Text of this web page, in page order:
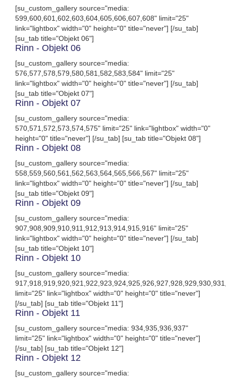
[su_custom_gallery source="media:
599,600,601,602,603,604,605,606,607,608" limit="25"
link="lightbox" width="0" height="0" title="never"] [/su_tab]
[su_tab title="Objekt 06"]
Rinn - Objekt 06
[su_custom_gallery source="media:
576,577,578,579,580,581,582,583,584" limit="25"
link="lightbox" width="0" height="0" title="never"] [/su_tab]
[su_tab title="Objekt 07"]
Rinn - Objekt 07
[su_custom_gallery source="media:
570,571,572,573,574,575" limit="25" link="lightbox" width="0"
height="0" title="never"] [/su_tab] [su_tab title="Objekt 08"]
Rinn - Objekt 08
[su_custom_gallery source="media:
558,559,560,561,562,563,564,565,566,567" limit="25"
link="lightbox" width="0" height="0" title="never"] [/su_tab]
[su_tab title="Objekt 09"]
Rinn - Objekt 09
[su_custom_gallery source="media:
907,908,909,910,911,912,913,914,915,916" limit="25"
link="lightbox" width="0" height="0" title="never"] [/su_tab]
[su_tab title="Objekt 10"]
Rinn - Objekt 10
[su_custom_gallery source="media:
limit="25" link="lightbox" width="0" height="0" title="never"]
[/su_tab] [su_tab title="Objekt 11"]
Rinn - Objekt 11
[su_custom_gallery source="media: 934,935,936,937"
limit="25" link="lightbox" width="0" height="0" title="never"]
[/su_tab] [su_tab title="Objekt 12"]
Rinn - Objekt 12
[su_custom_gallery source="media: